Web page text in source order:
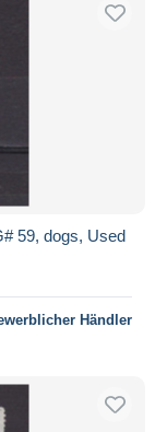
59, dogs, Used
Händler